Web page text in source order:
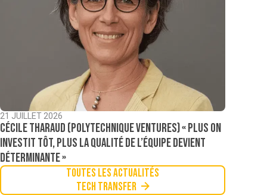
21 JUILLET 2026
Cécile Tharaud (Polytechnique Ventures) « Plus on
investit tôt, plus la qualité de l’équipe devient
déterminante »
Toutes les actualités
Tech Transfer